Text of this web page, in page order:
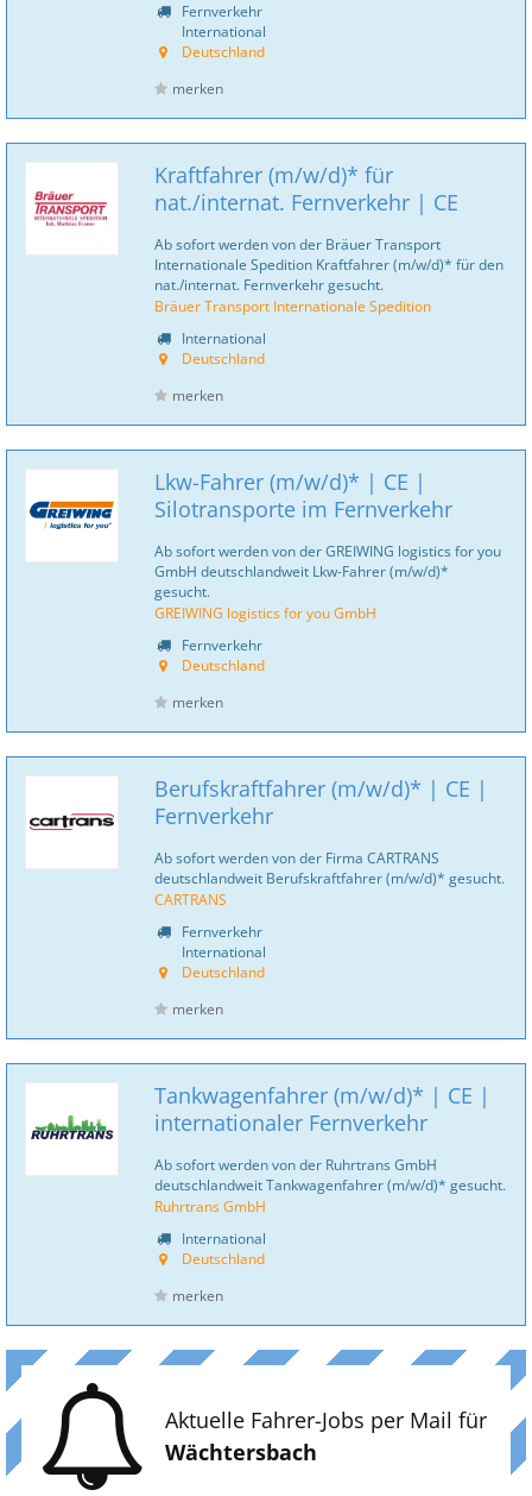
Fernverkehr
International
Deutschland
merken
Kraftfahrer (m/w/d)* für
nat./internat. Fernverkehr | CE
Ab sofort werden von der Bräuer Transport
Internationale Spedition Kraftfahrer (m/w/d)* für den
nat./internat. Fernverkehr gesucht.
Bräuer Transport Internationale Spedition
International
Deutschland
merken
Lkw-Fahrer (m/w/d)* | CE |
Silotransporte im Fernverkehr
Ab sofort werden von der GREIWING logistics for you
GmbH deutschlandweit Lkw-Fahrer (m/w/d)*
gesucht.
GREIWING logistics for you GmbH
Fernverkehr
Deutschland
merken
Berufskraftfahrer (m/w/d)* | CE |
Fernverkehr
Ab sofort werden von der Firma CARTRANS
deutschlandweit Berufskraftfahrer (m/w/d)* gesucht.
CARTRANS
Fernverkehr
International
Deutschland
merken
Tankwagenfahrer (m/w/d)* | CE |
internationaler Fernverkehr
Ab sofort werden von der Ruhrtrans GmbH
deutschlandweit Tankwagenfahrer (m/w/d)* gesucht.
Ruhrtrans GmbH
International
Deutschland
merken
Aktuelle Fahrer-Jobs per Mail für
Wächtersbach